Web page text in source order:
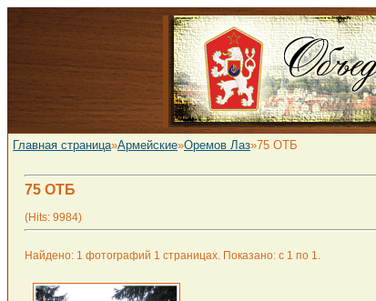
Главная страница»Армейские»Оремов Лаз»75 ОТБ
75 ОТБ
(Hits: 9984)
Найдено: 1 фотографий 1 страницах. Показано: с 1 по 1.